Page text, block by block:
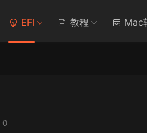
EFI 教程 Mac
0